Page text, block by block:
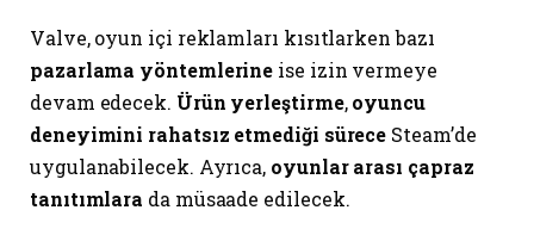
Valve, oyun içi reklamları kısıtlarken bazı
pazarlama yöntemlerine ise izin vermeye
devam edecek. Ürün yerleştirme,oyuncu
deneyimini rahatsız etmediği sürece Steam’de
uygulanabilecek. Ayrıca, oyunlar arası çapraz
tanıtımlara da müsaade edilecek.